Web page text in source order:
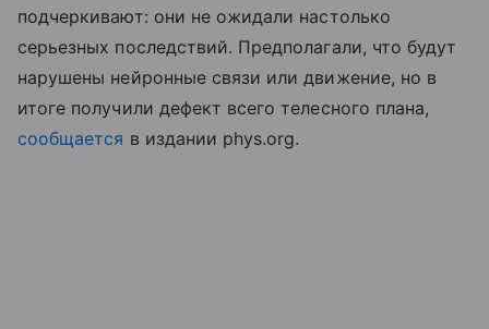
подчеркивают: они не ожидали настолько
серьезных последствий. Предполагали, что будут
нарушены нейронные связи или движение, но в
итоге получили дефект всего телесного плана,
сообщается в издании phys.org.